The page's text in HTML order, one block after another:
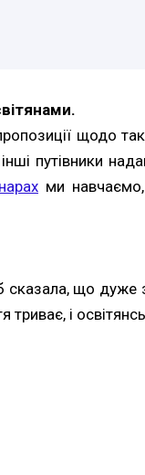
щодо
путівники
ми
б сказала, що
і